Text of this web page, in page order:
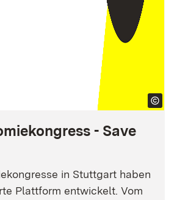
- Save
in Stuttgart haben
Plattform entwickelt. Vom